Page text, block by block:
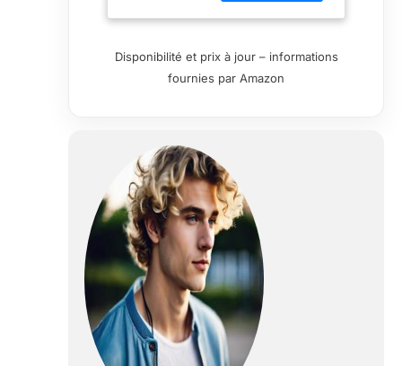
anches naturelles
Convient pour
Disponibilité et prix à jour – informations
fournies par Amazon